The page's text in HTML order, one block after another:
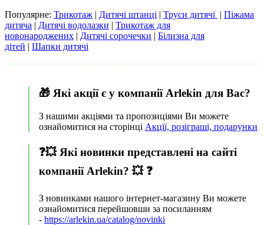
Популярне: Трикотаж | Дитячі штанці | Труси дитячі | Піжама
дитяча | Дитячі водолазки | Трикотаж для
новонароджених | Дитячі сорочечки | Білизна для
дітей | Шапки дитячі
🎁 Які акції є у ​​компанії Arlekin для Вас?
З нашими акціями та пропозиціями Ви можете
ознайомитися на сторінці Акції, розіграші, подарунки
❓💥 Які новинки представлені на сайті
компанії Arlekin? 💥 ❓
З новинками нашого інтернет-магазину Ви можете
ознайомитися перейшовши за посиланням
- https://arlekin.ua/catalog/novinki